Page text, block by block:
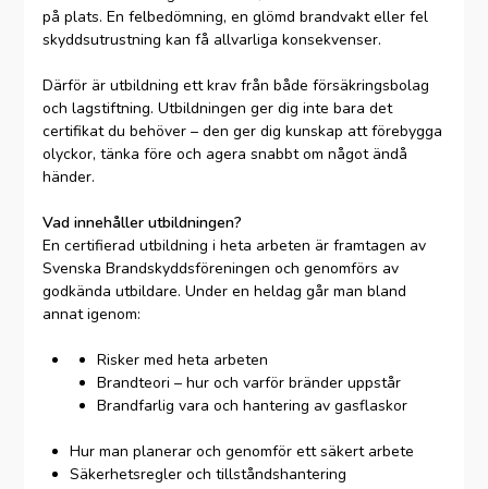
på plats. En felbedömning, en glömd brandvakt eller fel
skyddsutrustning kan få allvarliga konsekvenser.
Därför är utbildning ett krav från både försäkringsbolag
och lagstiftning. Utbildningen ger dig inte bara det
certifikat du behöver – den ger dig kunskap att förebygga
olyckor, tänka före och agera snabbt om något ändå
händer.
Vad innehåller utbildningen?
En certifierad utbildning i heta arbeten är framtagen av
Svenska Brandskyddsföreningen och genomförs av
godkända utbildare. Under en heldag går man bland
annat igenom:
Risker med heta arbeten
Brandteori – hur och varför bränder uppstår
Brandfarlig vara och hantering av gasflaskor
Hur man planerar och genomför ett säkert arbete
Säkerhetsregler och tillståndshantering